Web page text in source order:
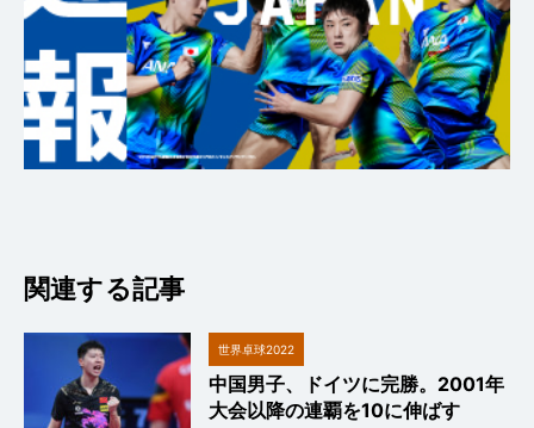
関連する記事
世界卓球2022
中国男子、ドイツに完勝。2001年
大会以降の連覇を10に伸ばす